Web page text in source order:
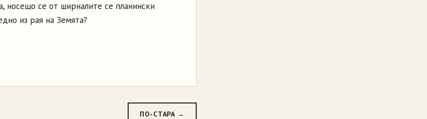
носещо се от ширналите се планински
из рая на Земята?
ПО-СТАРА →